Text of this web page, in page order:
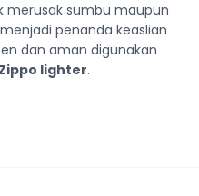
merusak sumbu maupun
penanda keaslian
dan aman digunakan
Zippo lighter.